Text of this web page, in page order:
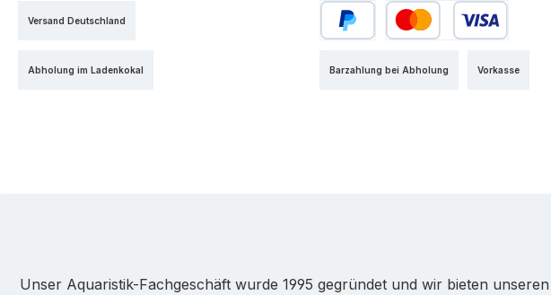
Versand Deutschland
Abholung im Ladenkokal Vorkasse
Barzahlung bei Abholung
Unser Aquaristik-Fachgeschäft wurde 1995 gegründet und wir bieten